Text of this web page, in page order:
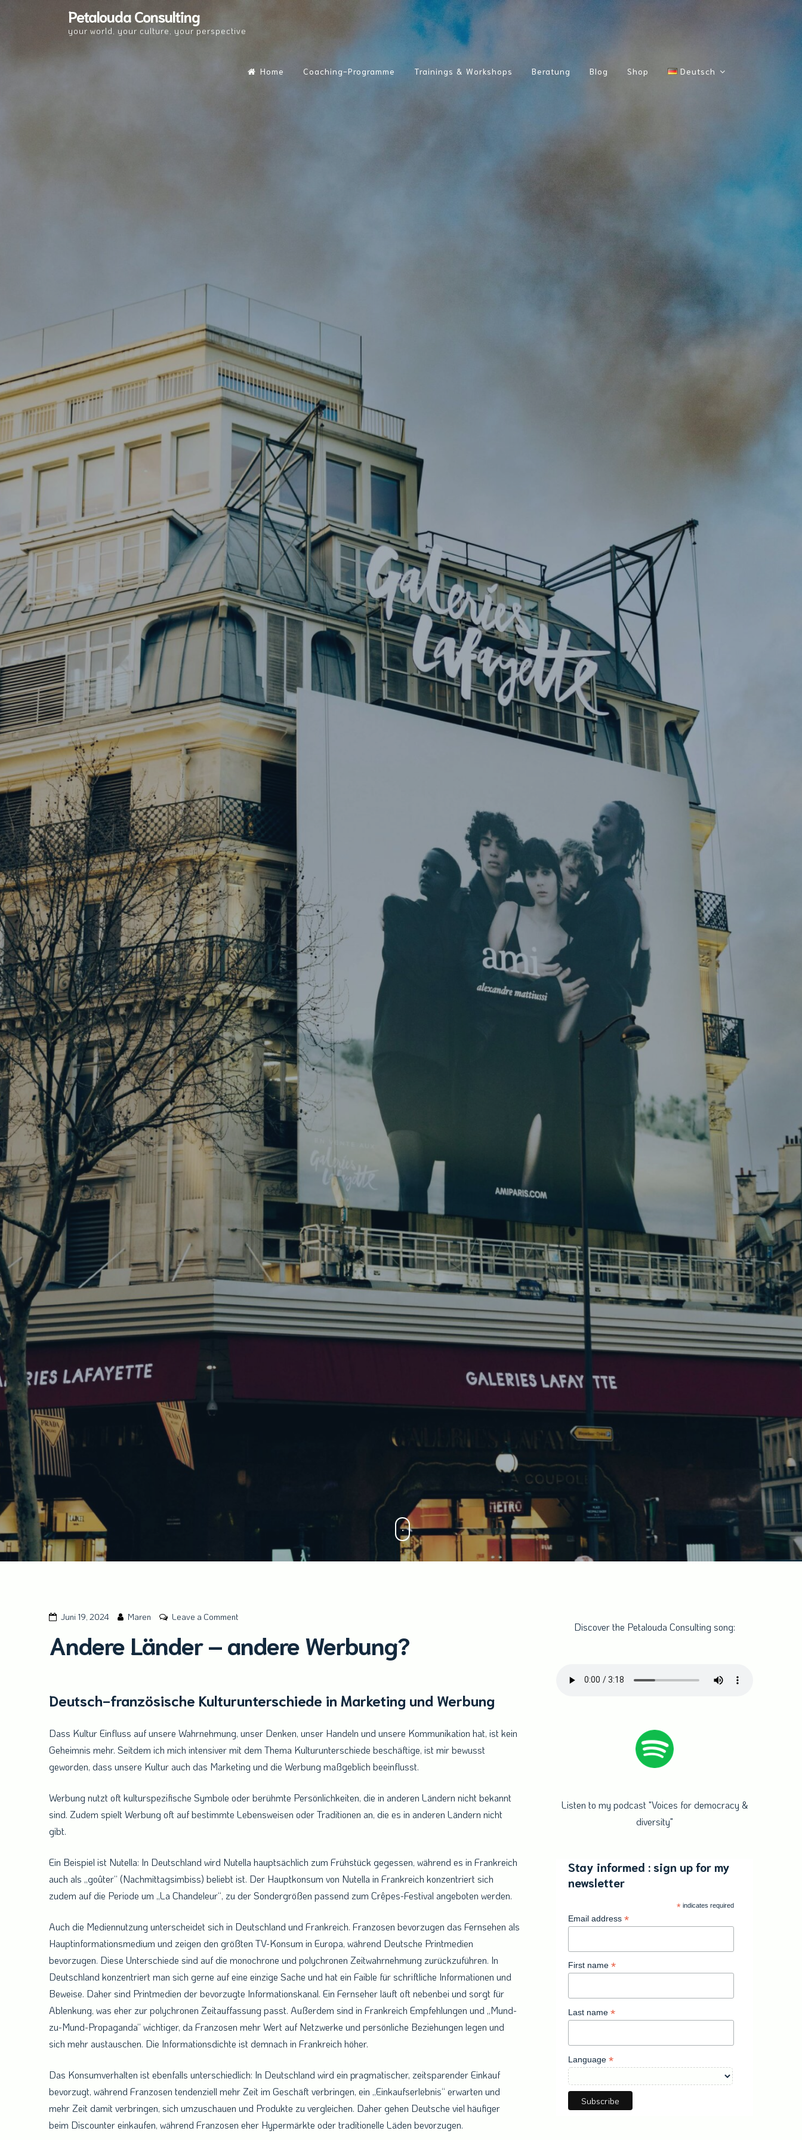
Petalouda Consulting
your world, your culture, your perspective
Home Coaching-Programme Trainings & Workshops Beratung Blog Shop Deutsch
Juni 19, 2024 Maren Leave a Commenton
Länder
Andere Länder – andere Werbung?
Deutsch-französische Kulturunterschiede in Marketing und Werbung
Dass Kultur Einfluss auf unsere Wahrnehmung, unser Denken, unser Handeln und unsere Kommunikation hat, ist kein
Geheimnis mehr. Seitdem ich mich intensiver mit dem Thema Kulturunterschiede beschäftige, ist mir bewusst
geworden, dass unsere Kultur auch das Marketing und die Werbung maßgeblich beeinflusst.
Werbung nutzt oft kulturspezifische Symbole oder berühmte Persönlichkeiten, die in anderen Ländern nicht bekannt
sind. Zudem spielt Werbung oft auf bestimmte Lebensweisen oder Traditionen an, die es in anderen Ländern nicht
gibt.
Ein Beispiel ist Nutella: In Deutschland wird Nutella hauptsächlich zum Frühstück gegessen, während es in Frankreich
auch als „goûter“ (Nachmittagsimbiss) beliebt ist. Der Hauptkonsum von Nutella in Frankreich konzentriert sich
zudem auf die Periode um „La Chandeleur“, zu der Sondergrößen passend zum Crêpes-Festival angeboten werden.
Auch die Mediennutzung unterscheidet sich in Deutschland und Frankreich. Franzosen bevorzugen das Fernsehen als
Hauptinformationsmedium und zeigen den größten TV-Konsum in Europa, während Deutsche Printmedien
bevorzugen. Diese Unterschiede sind auf die monochrone und polychronen Zeitwahrnehmung zurückzuführen. In
Deutschland konzentriert man sich gerne auf eine einzige Sache und hat ein Faible für schriftliche Informationen und
Beweise. Daher sind Printmedien der bevorzugte Informationskanal. Ein Fernseher läuft oft nebenbei und sorgt für
Ablenkung, was eher zur polychronen Zeitauffassung passt. Außerdem sind in Frankreich Empfehlungen und „Mund-
zu-Mund-Propaganda“ wichtiger, da Franzosen mehr Wert auf Netzwerke und persönliche Beziehungen legen und
sich mehr austauschen. Die Informationsdichte ist demnach in Frankreich höher.
Das Konsumverhalten ist ebenfalls unterschiedlich: In Deutschland wird ein pragmatischer, zeitsparender Einkauf
bevorzugt, während Franzosen tendenziell mehr Zeit im Geschäft verbringen, ein „Einkaufserlebnis“ erwarten und
mehr Zeit damit verbringen, sich umzuschauen und Produkte zu vergleichen. Daher gehen Deutsche viel häufiger
beim Discounter einkaufen, während Franzosen eher Hypermärkte oder traditionelle Läden bevorzugen.
Discover the Petalouda Consulting song:
Listen to my podcast "Voices for democracy &
diversity"
Stay informed : sign up for my
newsletter
* indicates required
Email address *
First name *
Last name *
Language *